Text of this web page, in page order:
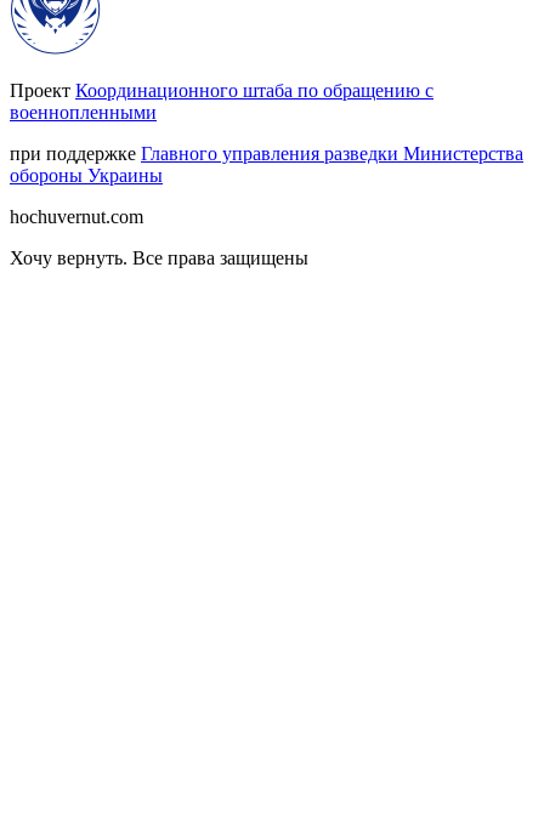
Проект Координационного штаба по обращению с
военнопленными
при поддержке Главного управления разведки Министерства
обороны Украины
hochuvernut.com
Хочу вернуть. Все права защищены